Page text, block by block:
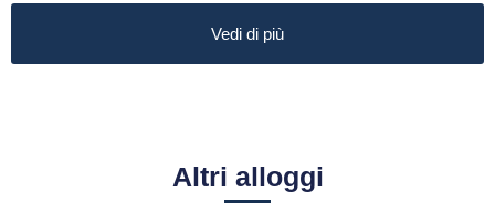
Vedi di più
Altri alloggi